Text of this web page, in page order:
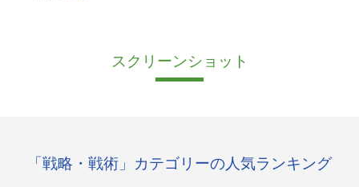
スクリーンショット
「戦略・戦術」カテゴリーの人気ランキング